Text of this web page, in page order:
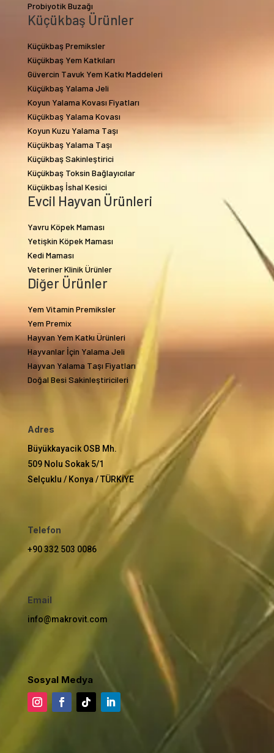
Probiyotik Buzağı
Küçükbaş Ürünler
Küçükbaş Premiksler
Küçükbaş Yem Katkıları
Güvercin Tavuk Yem Katkı Maddeleri
Küçükbaş Yalama Jeli
Koyun Yalama Kovası Fiyatları
Küçükbaş Yalama Kovası
Koyun Kuzu Yalama Taşı
Küçükbaş Yalama Taşı
Küçükbaş Sakinleştirici
Küçükbaş Toksin Bağlayıcılar
Küçükbaş İshal Kesici
Evcil Hayvan Ürünleri
Yavru Köpek Maması
Yetişkin Köpek Maması
Kedi Maması
Veteriner Klinik Ürünler
Diğer Ürünler
Yem Vitamin Premiksler
Yem Premix
Hayvan Yem Katkı Ürünleri
Hayvanlar İçin Yalama Jeli
Hayvan Yalama Taşı Fiyatları
Doğal Besi Sakinleştiricileri
Adres
Büyükkayacik OSB Mh.
509 Nolu Sokak 5/1
Selçuklu / Konya / TÜRKİYE
Telefon
+90 332 503 0086
Email
info@makrovit.com
Sosyal Medya